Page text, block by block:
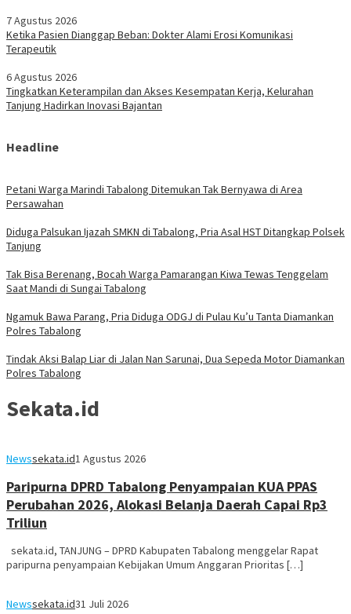
7 Agustus 2026
Ketika Pasien Dianggap Beban: Dokter Alami Erosi Komunikasi
Terapeutik
6 Agustus 2026
Tingkatkan Keterampilan dan Akses Kesempatan Kerja, Kelurahan
Tanjung Hadirkan Inovasi Bajantan
Headline
Petani Warga Marindi Tabalong Ditemukan Tak Bernyawa di Area
Persawahan
Diduga Palsukan Ijazah SMKN di Tabalong, Pria Asal HST Ditangkap Polsek
Tanjung
Tak Bisa Berenang, Bocah Warga Pamarangan Kiwa Tewas Tenggelam
Saat Mandi di Sungai Tabalong
Ngamuk Bawa Parang, Pria Diduga ODGJ di Pulau Ku’u Tanta Diamankan
Polres Tabalong
Tindak Aksi Balap Liar di Jalan Nan Sarunai, Dua Sepeda Motor Diamankan
Polres Tabalong
Sekata.id
Newssekata.id1 Agustus 2026
Paripurna DPRD Tabalong Penyampaian KUA PPAS
Perubahan 2026, Alokasi Belanja Daerah Capai Rp3
Triliun
sekata.id, TANJUNG – DPRD Kabupaten Tabalong menggelar Rapat
paripurna penyampaian Kebijakan Umum Anggaran Prioritas […]
Newssekata.id31 Juli 2026